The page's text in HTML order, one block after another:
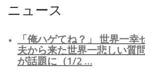
ニュース
「俺ハゲてね？」 世界一幸
夫から来た世界一悲しい質
が話題に（1/2 …